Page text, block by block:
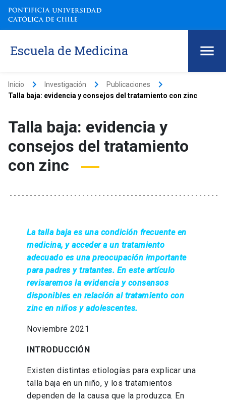
Escuela de Medicina
Inicio keyboard_arrow_right Investigación keyboard_arrow_right Publicaciones keyboard_arrow_right
Talla baja: evidencia y consejos del tratamiento con zinc
Talla baja: evidencia y
consejos del tratamiento
con zinc
La talla baja es una condición frecuente en
medicina, y acceder a un tratamiento
adecuado es una preocupación importante
para padres y tratantes. En este artículo
revisaremos la evidencia y consensos
disponibles en relación al tratamiento con
zinc en niños y adolescentes.
Noviembre 2021
INTRODUCCIÓN
Existen distintas etiologías para explicar una
talla baja en un niño, y los tratamientos
dependen de la causa que la produzca. En